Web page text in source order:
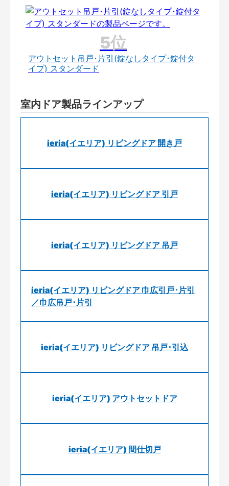
アウトセット吊戸･片引(錠なしタイプ･錠付タ
イプ) スタンダード
室内ドア製品ラインアップ
ieria(イエリア) リビングドア 開き戸
ieria(イエリア) リビングドア 引戸
ieria(イエリア) リビングドア 吊戸
ieria(イエリア) リビングドア 巾広引戸･片引
／巾広吊戸･片引
ieria(イエリア) リビングドア 吊戸･引込
ieria(イエリア) アウトセットドア
ieria(イエリア) 間仕切戸